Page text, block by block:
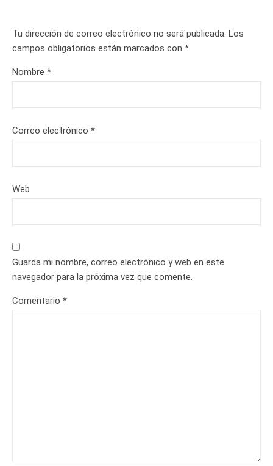
Tu dirección de correo electrónico no será publicada. Los
campos obligatorios están marcados con *
Nombre *
Correo electrónico *
Web
Guarda mi nombre, correo electrónico y web en este
navegador para la próxima vez que comente.
Comentario *